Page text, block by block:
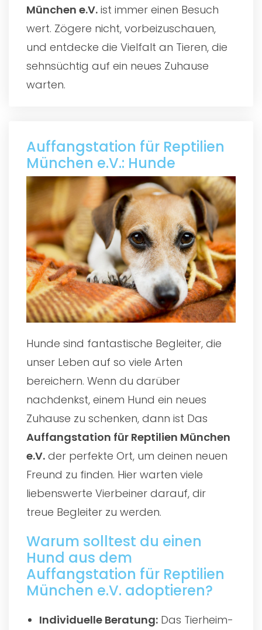
München e.V. ist immer einen Besuch
wert. Zögere nicht, vorbeizuschauen,
und entdecke die Vielfalt an Tieren, die
sehnsüchtig auf ein neues Zuhause
warten.
Auffangstation für Reptilien
München e.V.: Hunde
Hunde sind fantastische Begleiter, die
unser Leben auf so viele Arten
bereichern. Wenn du darüber
nachdenkst, einem Hund ein neues
Zuhause zu schenken, dann ist Das
Auffangstation für Reptilien München
e.V. der perfekte Ort, um deinen neuen
Freund zu finden. Hier warten viele
liebenswerte Vierbeiner darauf, dir
treue Begleiter zu werden.
Warum solltest du einen
Hund aus dem
Auffangstation für Reptilien
München e.V. adoptieren?
Individuelle Beratung: Das Tierheim-